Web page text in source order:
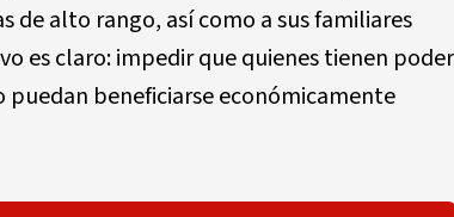
de alto rango, así como a sus familiares
es claro: impedir que quienes tienen poder
beneficiarse económicamente